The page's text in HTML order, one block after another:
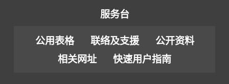
服务台
公用表格 联络及支援
公开资料
相关网址
快速用户指南